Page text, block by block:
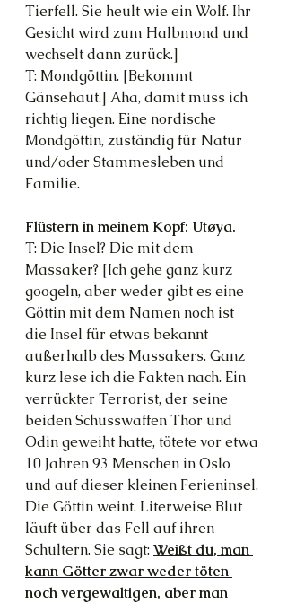
Tierfell. Sie heult wie ein Wolf. Ihr
Gesicht wird zum Halbmond und
wechselt dann zurück.]
T: Mondgöttin. [Bekommt
Gänsehaut.] Aha, damit muss ich
richtig liegen. Eine nordische
Mondgöttin, zuständig für Natur
und/oder Stammesleben und
Familie.
Flüstern in meinem Kopf: Utøya.
T: Die Insel? Die mit dem
Massaker? [Ich gehe ganz kurz
googeln, aber weder gibt es eine
Göttin mit dem Namen noch ist
die Insel für etwas bekannt
außerhalb des Massakers. Ganz
kurz lese ich die Fakten nach. Ein
verrückter Terrorist, der seine
beiden Schusswaffen Thor und
Odin geweiht hatte, tötete vor etwa
10 Jahren 93 Menschen in Oslo
und auf dieser kleinen Ferieninsel.
Die Göttin weint. Literweise Blut
läuft über das Fell auf ihren
Schultern. Sie sagt: Weißt du, man
kann Götter zwar weder töten
noch vergewaltigen, aber man